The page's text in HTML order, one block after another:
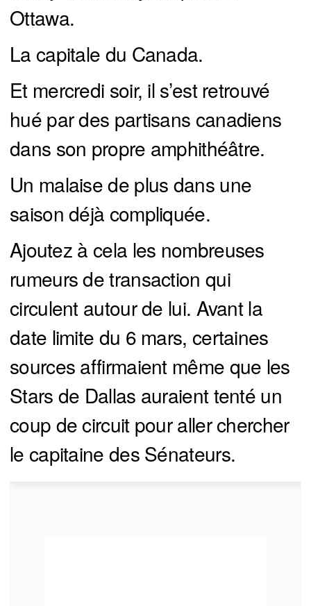
Ottawa.
La capitale du Canada.
Et mercredi soir, il s’est retrouvé
hué par des partisans canadiens
dans son propre amphithéâtre.
Un malaise de plus dans une
saison déjà compliquée.
Ajoutez à cela les nombreuses
rumeurs de transaction qui
circulent autour de lui. Avant la
date limite du 6 mars, certaines
sources affirmaient même que les
Stars de Dallas auraient tenté un
coup de circuit pour aller chercher
le capitaine des Sénateurs.